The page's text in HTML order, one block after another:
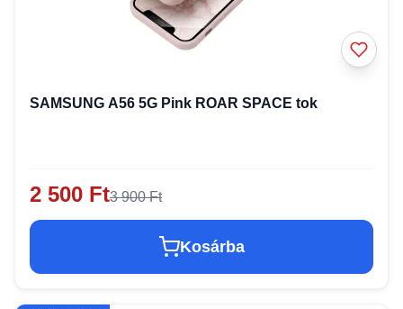
SAMSUNG A56 5G Pink ROAR SPACE tok
2 500 Ft3 900 Ft
Kosárba